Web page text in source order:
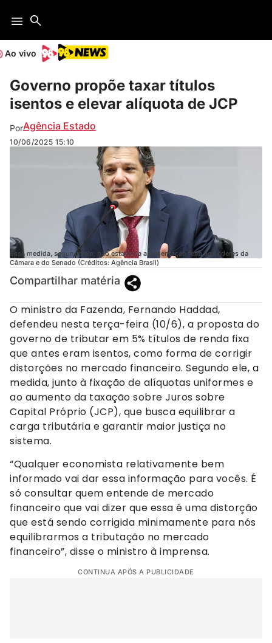
Ao vivo
Governo propõe taxar títulos
isentos e elevar alíquota de JCP
PorAgência Estado
10/06/2025 15:10
Essa medida, segundo ele, não estava na apresentação feita aos líderes da
Câmara e do Senado (Créditos: Agência Brasil)
Compartilhar matéria
O ministro da Fazenda, Fernando Haddad,
defendeu nesta terça-feira (10/6), a proposta do
governo de tributar em 5% títulos de renda fixa
que antes eram isentos, como forma de corrigir
distorções no mercado financeiro. Segundo ele, a
medida, junto à fixação de alíquotas uniformes e
ao aumento da taxação sobre Juros sobre
Capital Próprio (JCP), que busca equilibrar a
carga tributária e garantir maior justiça no
sistema.
“Qualquer economista relativamente bem
informado vai dar essa informação para vocês. É
só consultar quem entende de mercado
financeiro que vai dizer que essa é uma distorção
que está sendo corrigida minimamente para nós
equilibrarmos a tributação no mercado
financeiro”, disse o ministro à imprensa.
CONTINUA APÓS A PUBLICIDADE